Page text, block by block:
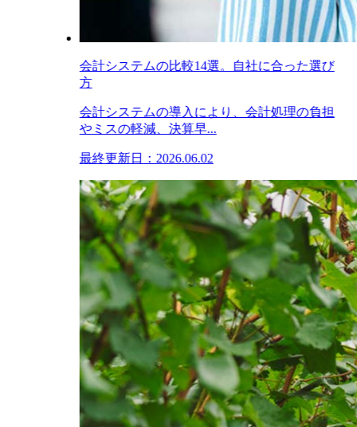
会計システムの比較14選。自社に合った選び
方
会計システムの導入により、会計処理の負担
やミスの軽減、決算早...
最終更新日：2026.06.02